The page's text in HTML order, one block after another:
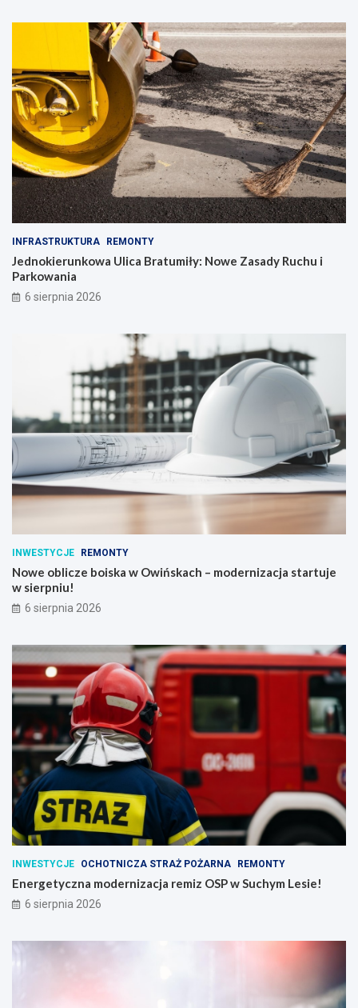
INFRASTRUKTURA REMONTY
Jednokierunkowa Ulica Bratumiły: Nowe Zasady Ruchu i
Parkowania
6 sierpnia 2026
INWESTYCJE REMONTY
Nowe oblicze boiska w Owińskach – modernizacja startuje
w sierpniu!
6 sierpnia 2026
INWESTYCJE OCHOTNICZA STRAŻ POŻARNA REMONTY
Energetyczna modernizacja remiz OSP w Suchym Lesie!
6 sierpnia 2026